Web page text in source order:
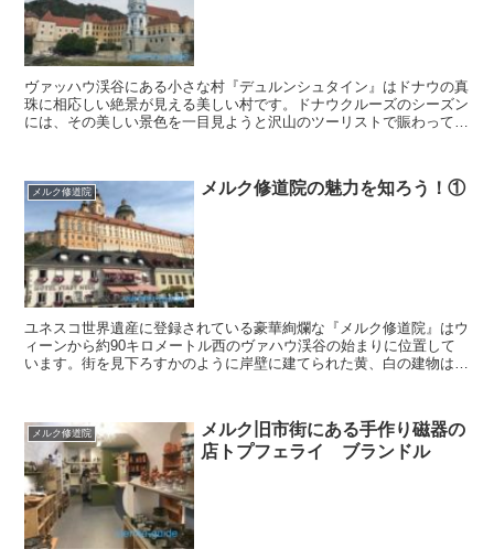
ヴァッハウ渓谷にある小さな村『デュルンシュタイン』はドナウの真
珠に相応しい絶景が見える美しい村です。ドナウクルーズのシーズン
には、その美しい景色を一目見ようと沢山のツーリストで賑わってい
メルク修道院 メルク修道院の魅力を知ろう！①
ユネスコ世界遺産に登録されている豪華絢爛な『メルク修道院』はウ
ィーンから約90キロメートル西のヴァハウ渓谷の始まりに位置して
います。街を見下ろすかのように岸壁に建てられた黄、白の建物はオ
メルク修道院
メルク旧市街にある手作り磁器の
店トプフェライ ブランドル